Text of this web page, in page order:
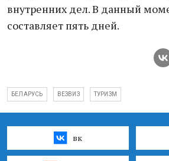
внутренних дел. В данный
составляет пять дней.
БЕЛАРУСЬ ВЕЗВИЗ ТУРИЗМ
вк